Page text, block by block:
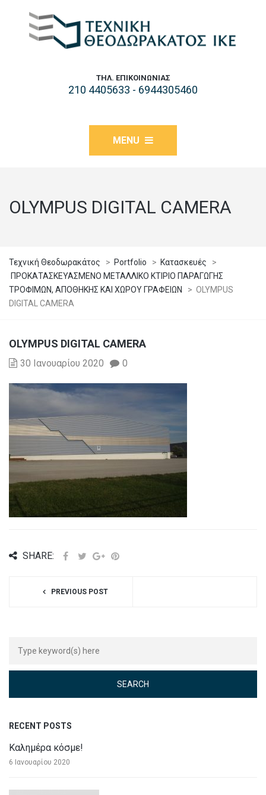
ΤΗΛ. ΕΠΙΚΟΙΝΩΝΊΑΣ
210 4405633 - 6944305460
MENU
OLYMPUS DIGITAL CAMERA
Τεχνική Θεοδωρακάτος > Portfolio > Κατασκευές
>
ΠΡΟΚΑΤΑΣΚΕΥΑΣΜΕΝΟ ΜΕΤΑΛΛΙΚΟ ΚΤΙΡΙΟ ΠΑΡΑΓΩΓΗΣ
ΤΡΟΦΙΜΩΝ, ΑΠΟΘΗΚΗΣ ΚΑΙ ΧΩΡΟΥ ΓΡΑΦΕΙΩΝ
> OLYMPUS
DIGITAL CAMERA
OLYMPUS DIGITAL CAMERA
30 Ιανουαρίου 2020 0
SHARE:
PREVIOUS POST
RECENT POSTS
Καλημέρα κόσμε!
6 Ιανουαρίου 2020